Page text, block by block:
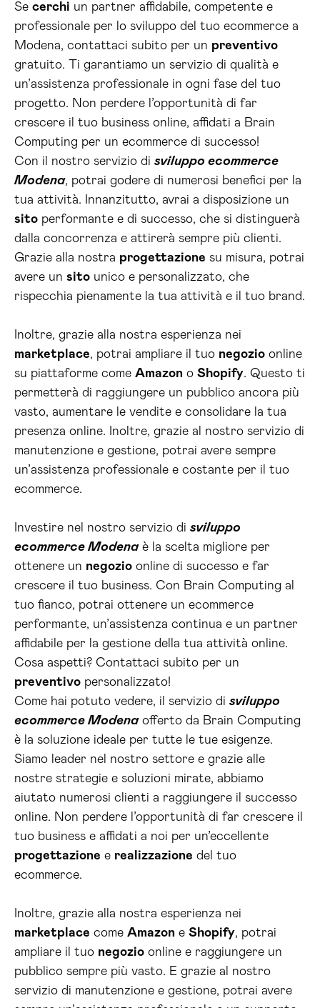
Se cerchi un partner affidabile, competente e
professionale per lo sviluppo del tuo ecommerce a
Modena, contattaci subito per un preventivo
gratuito. Ti garantiamo un servizio di qualità e
un’assistenza professionale in ogni fase del tuo
progetto. Non perdere l’opportunità di far
crescere il tuo business online, affidati a Brain
Computing per un ecommerce di successo!
Con il nostro servizio di sviluppo ecommerce
Modena, potrai godere di numerosi benefici per la
tua attività. Innanzitutto, avrai a disposizione un
sito performante e di successo, che si distinguerà
dalla concorrenza e attirerà sempre più clienti.
Grazie alla nostra progettazione su misura, potrai
avere un sito unico e personalizzato, che
rispecchia pienamente la tua attività e il tuo brand.
Inoltre, grazie alla nostra esperienza nei
marketplace, potrai ampliare il tuo negozio online
su piattaforme come Amazon o Shopify. Questo ti
permetterà di raggiungere un pubblico ancora più
vasto, aumentare le vendite e consolidare la tua
presenza online. Inoltre, grazie al nostro servizio di
manutenzione e gestione, potrai avere sempre
un’assistenza professionale e costante per il tuo
ecommerce.
Investire nel nostro servizio di sviluppo
ecommerce Modenaè la scelta migliore per
ottenere un negozio online di successo e far
crescere il tuo business. Con Brain Computing al
tuo fianco, potrai ottenere un ecommerce
performante, un’assistenza continua e un partner
affidabile per la gestione della tua attività online.
Cosa aspetti? Contattaci subito per un
preventivo personalizzato!
Come hai potuto vedere, il servizio di sviluppo
ecommerce Modenaofferto da Brain Computing
è la soluzione ideale per tutte le tue esigenze.
Siamo leader nel nostro settore e grazie alle
nostre strategie e soluzioni mirate, abbiamo
aiutato numerosi clienti a raggiungere il successo
online. Non perdere l’opportunità di far crescere il
tuo business e affidati a noi per un’eccellente
progettazione e realizzazione del tuo
ecommerce.
Inoltre, grazie alla nostra esperienza nei
marketplace come Amazon e Shopify, potrai
ampliare il tuo negozio online e raggiungere un
pubblico sempre più vasto. E grazie al nostro
servizio di manutenzione e gestione, potrai avere